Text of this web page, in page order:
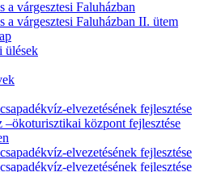
a várgesztesi Faluházban
a várgesztesi Faluházban II. ütem
ülések
elvezetésének fejlesztése
központ fejlesztése
elvezetésének fejlesztése
elvezetésének fejlesztése